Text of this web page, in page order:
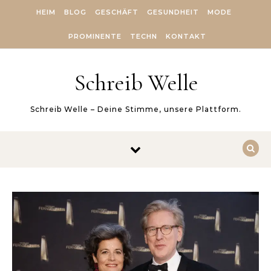
HEIM BLOG GESCHÄFT GESUNDHEIT MODE
PROMINENTE TECHN KONTAKT
Schreib Welle
Schreib Welle – Deine Stimme, unsere Plattform.